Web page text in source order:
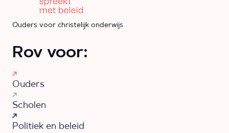
Ouders voor christelijk onderwijs
Rov voor:
Ouders
Scholen
Politiek en beleid